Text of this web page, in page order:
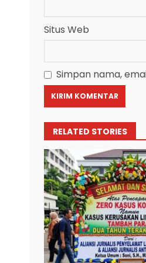
Situs Web
Simpan nama,
RELATED STORIES